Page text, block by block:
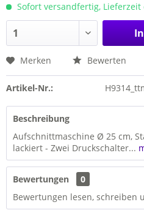
Sofort versandfertig, Lieferzeit
Merken Bewerten
Artikel-Nr.:
Beschreibung
Aufschnittmaschine Ø 25 cm,
lackiert - Zwei Druckschalter...
Bewertungen
0
Bewertungen lesen, schreiben